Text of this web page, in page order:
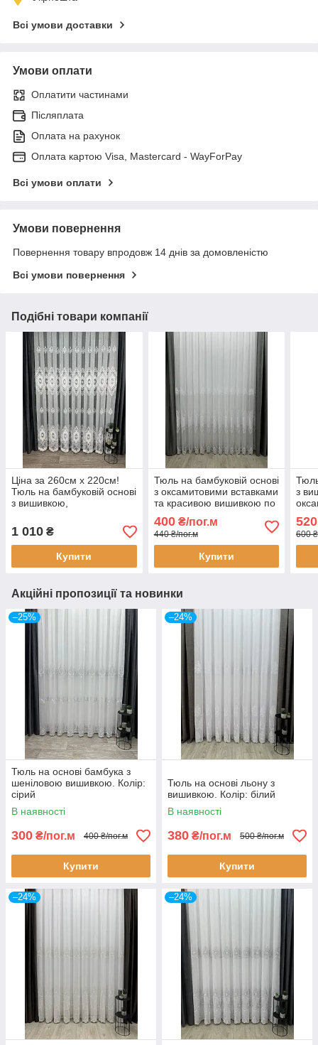
Всі умови доставки
Умови оплати
Оплатити частинами
Післяплата
Оплата на рахунок
Оплата картою Visa, Mastercard - WayForPay
Всі умови оплати
Умови повернення
Повернення товару впродовж 14 днів за домовленістю
Всі умови повернення
Подібні товари компанії
Ціна за 260см х 220см!
Тюль на бамбуковій основі
з вишивкою,
та камінням. Колір: білий
1 010 ₴
Купити
Тюль на бамбуковій основі
з оксамитовими вставками
та красивою вишивкою по
низу. Колір: білий
400₴/пог.м
440 ₴/пог.м
Купити
з
та
520
600
Акційні пропозиції та новинки
–25%
Тюль на основі бамбука з
шеніловою вишивкою. Колір:
сірий
В наявності
300 ₴/пог.м 400 ₴/пог.м
Купити
–24%
Тюль на основі льону з
вишивкою. Колір: білий
В наявності
380 ₴/пог.м 500 ₴/пог.м
Купити
–24% –24%